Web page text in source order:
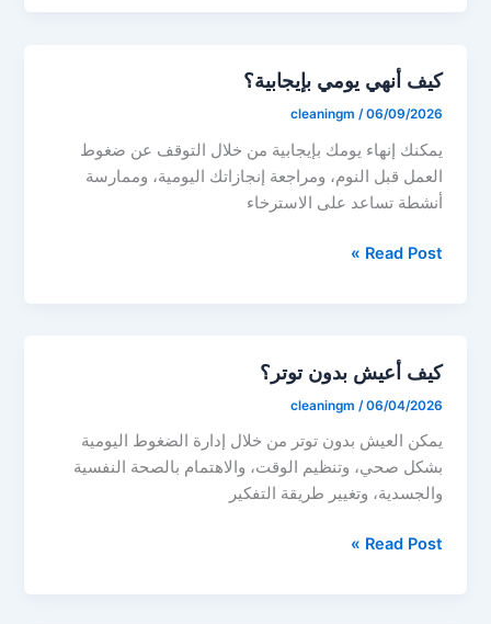
كيف أنهي يومي بإيجابية؟
cleaningm /06/09/2026
يمكنك إنهاء يومك بإيجابية من خلال التوقف عن ضغوط
العمل قبل النوم، ومراجعة إنجازاتك اليومية، وممارسة
أنشطة تساعد على الاسترخاء
كيف
Read Post »
كيف أعيش بدون توتر؟
cleaningm /06/04/2026
يمكن العيش بدون توتر من خلال إدارة الضغوط اليومية
بشكل صحي، وتنظيم الوقت، والاهتمام بالصحة النفسية
والجسدية، وتغيير طريقة التفكير
كيف
Read Post »